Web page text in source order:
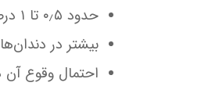
حدود ۰٫۵ تا ۱ درصد از افراد ممکن است دندان دوقلو داشته باشند.
بیشتر در
احتمال وقوع